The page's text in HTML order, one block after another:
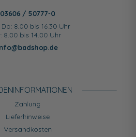
03606 / 50777-0
8.00 bis 16.30 Uhr
8.00 bis 14.00 Uhr
Zahlung
Lieferhinweise
Versandkosten